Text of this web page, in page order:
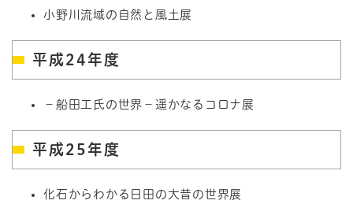
小野川流域の自然と風土展
平成24年度
－船田工氏の世界－遥かなるコロナ展
平成25年度
化石からわかる日田の大昔の世界展